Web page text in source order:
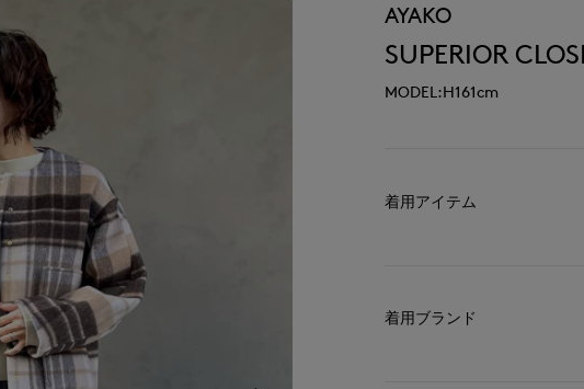
AYAKO
SUPERIOR
MODEL:H161cm
着用アイテム
着用ブランド